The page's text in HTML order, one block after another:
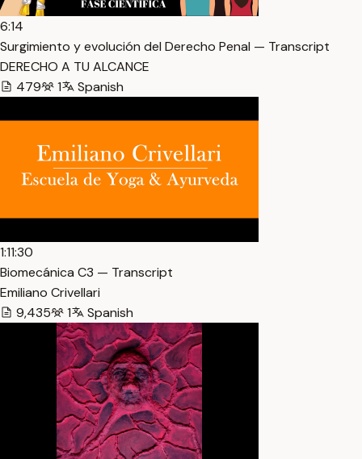
6:14
Surgimiento y evolución del Derecho Penal — Transcript
DERECHO A TU ALCANCE
479
1 Spanish
1:11:30
Biomecánica C3 — Transcript
Emiliano Crivellari
9,435
1 Spanish